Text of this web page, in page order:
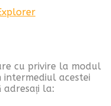
cu privire la modul
acestei
adresați la: